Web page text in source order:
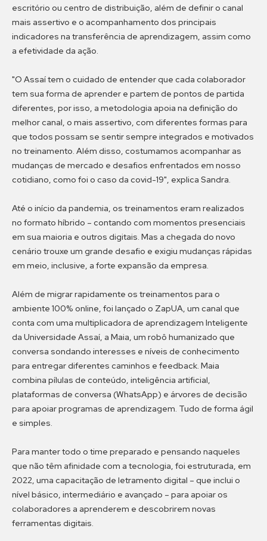
escritório ou centro de distribuição, além de definir o canal
mais assertivo e o acompanhamento dos principais
indicadores na transferência de aprendizagem, assim como
a efetividade da ação.
"O Assaí tem o cuidado de entender que cada colaborador
tem sua forma de aprender e partem de pontos de partida
diferentes, por isso, a metodologia apoia na definição do
melhor canal, o mais assertivo, com diferentes formas para
que todos possam se sentir sempre integrados e motivados
no treinamento. Além disso, costumamos acompanhar as
mudanças de mercado e desafios enfrentados em nosso
cotidiano, como foi o caso da covid-19", explica Sandra.
Até o início da pandemia, os treinamentos eram realizados
no formato híbrido – contando com momentos presenciais
em sua maioria e outros digitais. Mas a chegada do novo
cenário trouxe um grande desafio e exigiu mudanças rápidas
em meio, inclusive, a forte expansão da empresa.
Além de migrar rapidamente os treinamentos para o
ambiente 100% online, foi lançado o ZapUA, um canal que
conta com uma multiplicadora de aprendizagem Inteligente
da Universidade Assaí, a Maia, um robô humanizado que
conversa sondando interesses e níveis de conhecimento
para entregar diferentes caminhos e feedback. Maia
combina pílulas de conteúdo, inteligência artificial,
plataformas de conversa (WhatsApp) e árvores de decisão
para apoiar programas de aprendizagem. Tudo de forma ágil
e simples.
Para manter todo o time preparado e pensando naqueles
que não têm afinidade com a tecnologia, foi estruturada, em
2022, uma capacitação de letramento digital – que inclui o
nível básico, intermediário e avançado – para apoiar os
colaboradores a aprenderem e descobrirem novas
ferramentas digitais.